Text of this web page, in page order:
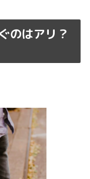
のはアリ？